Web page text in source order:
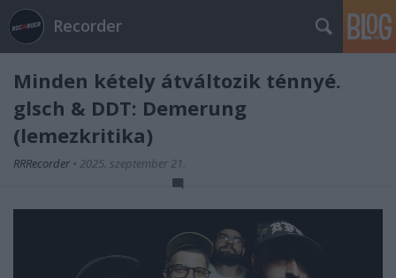
Recorder
Minden kétely átváltozik ténnyé.
glsch & DDT: Demerung
(lemezkritika)
RRRecorder • 2025. szeptember 21.